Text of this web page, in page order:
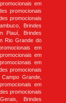
em
promocionais
promocionais
Brindes
Piauí, Brindes
Rio Grande do
em
em
em
promocionais
Grande,
em
promocionais
Brindes